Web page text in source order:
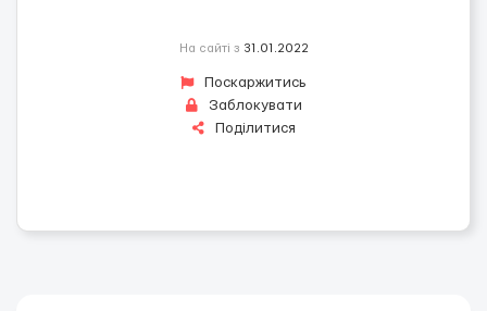
На сайті з 31.01.2022
Поскаржитись
Заблокувати
Поділитися